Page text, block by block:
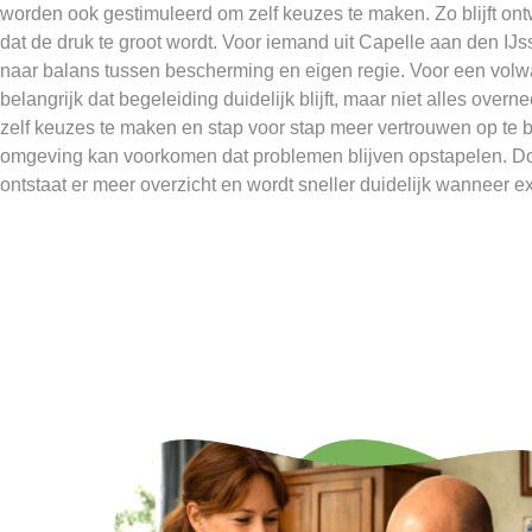
worden ook gestimuleerd om zelf keuzes te maken. Zo blijft
dat de druk te groot wordt. Voor iemand uit Capelle aan den
naar balans tussen bescherming en eigen regie. Voor een
belangrijk dat begeleiding duidelijk blijft, maar niet alles
zelf keuzes te maken en stap voor stap meer vertrouwen op te
omgeving kan voorkomen dat problemen blijven opstapelen.
ontstaat er meer overzicht en wordt sneller duidelijk wanneer